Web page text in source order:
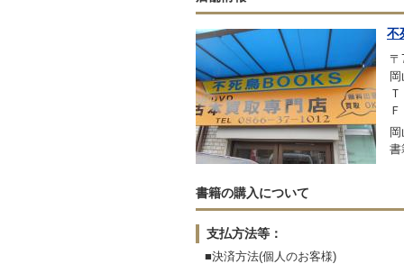
不
〒
書籍の購入について
支払方法等：
■決済方法(個人のお客様)